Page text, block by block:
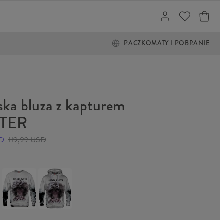
PACZKOMATY I POBRANIE
bluza z kapturem
119,99 USD
Bluza
MASTER
Bluza
kapturem
MASTER